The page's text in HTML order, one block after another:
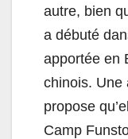
autre, bien
a débuté
apportée en
chinois. Une
propose
Camp